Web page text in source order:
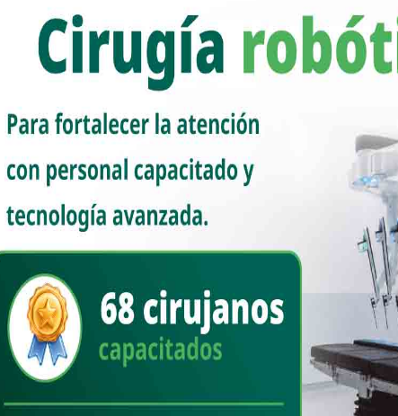
claro que la reivindicación de los pueblos originarios y la memoria histórica
del Estado mexicano; pero también demostró que esa agenda puede
interlocución y la construcción de acuerdos, antes que desde el
el fondo del planteamiento, pero modifica la forma. Ahí radica quizá
el diferendo histórico en un obstáculo permanente para la relación
los temas de una conversación más amplia, donde también tienen cabida la
cultura, la educación y los desafíos compartidos en un mundo cada vez más
que dio origen al desencuentro: el reconocimiento de los agravios
esperaban una disculpa inmediata probablemente saldrán
ha sostenido históricamente que no corresponde juzgar acontecimientos
contemporáneos, mientras que México mantiene la convicción de que el
constituye un acto de justicia histórica.
y una disculpa formal existen múltiples caminos diplomáticos. La historia
los grandes conflictos comienzan a resolverse mediante declaraciones
actos de memoria, comisiones históricas o gestos de alto contenido político